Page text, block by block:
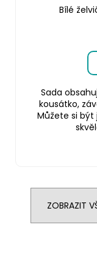
Bílé
Sada
kousátko,
Můžete si být
ZOBRAZIT